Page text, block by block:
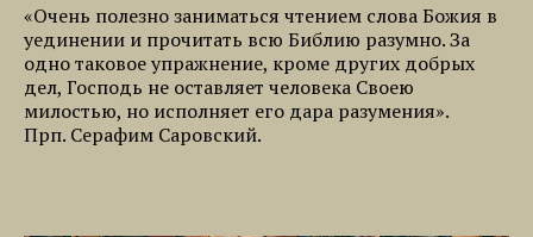
«Очень полезно заниматься чтением слова Божия в
уединении и прочитать всю Библию разумно. За
одно таковое упражнение, кроме других добрых
дел, Господь не оставляет человека Своею
милостью, но исполняет его дара разумения».
Прп. Серафим Саровский.